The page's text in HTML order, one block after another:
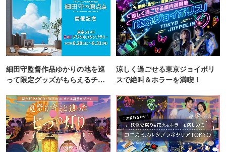
細田守監督作品ゆかりの地を巡
って限定グッズがもらえるチャ
涼しく過ごせる東京ジョイポリ
スで絶叫＆ホラーを満喫！